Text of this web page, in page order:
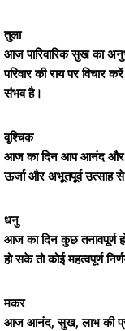
तुला
आज पारिवारिक सुख का
परिवार की राय पर
संभव है।
वृश्चिक
आज का दिन आप आनंद और
ऊर्जा और अभूतपूर्व उत्साह से
धनु
आज का दिन कुछ तनावपूर्ण
हो सके तो कोई महत्वपूर्ण
मकर
आज आनंद, सुख, लाभ की